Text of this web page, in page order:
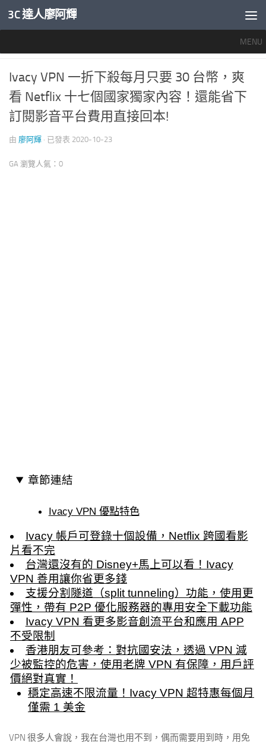
內文下方
3C 達人廖阿輝
MENU
0
Ivacy VPN 一折下殺每月只要 30 台幣，爽
看 Netflix 十七個國家獨家內容！還能省下
訂閱影音平台費用直接回本!
由 廖阿輝 · 已發表 2020-10-23
GA 瀏覽人氣：0
章節連結
Ivacy VPN 優點特色
Ivacy 帳戶可登錄十個設備，Netflix 跨國看影
片看不完
台灣還沒有的 Disney+馬上可以看！Ivacy
VPN 善用讓你省更多錢
支援分割隧道（split tunneling）功能，使用更
彈性，帶有 P2P 優化服務器的專用安全下載功能
Ivacy VPN 看更多影音創流平台和應用 APP
不受限制
香港朋友可參考：對抗國安法，透過 VPN 減
少被監控的危害，使用老牌 VPN 有保障，用戶評
價絕對真實！
穩定高速不限流量！Ivacy VPN 超特惠每個月
僅需 1 美金
VPN 很多人會說，我在台灣也用不到，偶而需要用到時，用免